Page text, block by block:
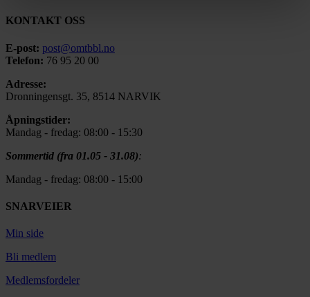
KONTAKT OSS
E-post: post@omtbbl.no
Telefon: 76 95 20 00
Adresse:
Dronningensgt. 35, 8514 NARVIK
Åpningstider:
Mandag - fredag: 08:00 - 15:30
Sommertid (fra 01.05 - 31.08):
Mandag - fredag: 08:00 - 15:00
SNARVEIER
Min side
Bli medlem
Medlemsfordeler